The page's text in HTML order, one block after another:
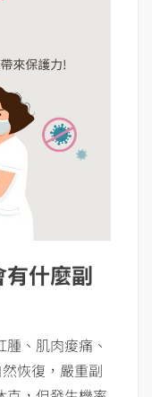
什麼副
、肌肉痠痛、
恢復，嚴重副